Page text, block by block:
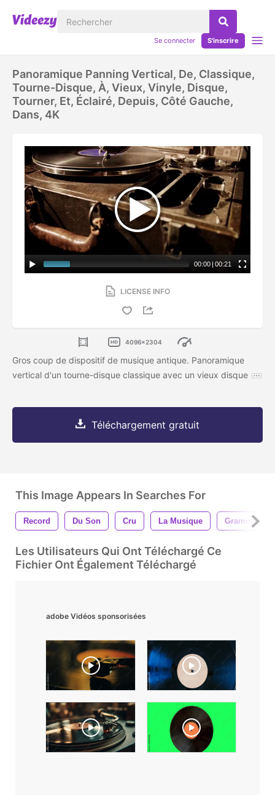
Se connecter S'inscrire
Panoramique Panning Vertical, De, Classique,
Tourne-Disque, À, Vieux, Vinyle, Disque,
Tourner, Et, Éclairé, Depuis, Côté Gauche,
Dans, 4K
00:00 | 00:21
LICENSE INFO
4096x2304
Gros coup de dispositif de musique antique. Panoramique
vertical d'un tourne-disque classique avec un vieux disque
Téléchargement gratuit
This Image Appears In Searches For
Record Du Son Cru La Musique Gramophone
Les Utilisateurs Qui Ont Téléchargé Ce
Fichier Ont Également Téléchargé
adobe Vidéos sponsorisées